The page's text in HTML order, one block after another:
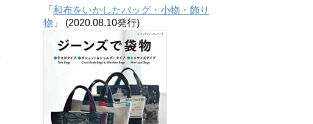
「 和布をいかしたバッグ・小物・飾り
物 」 (2020.08.10発行)